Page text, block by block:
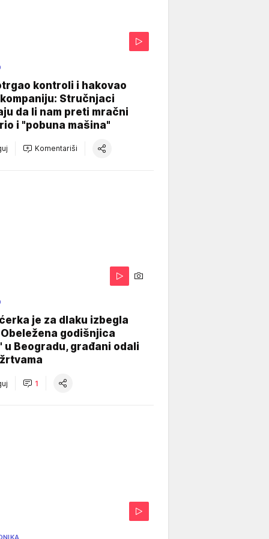
kontroli i hakovao
Stručnjaci
da li nam preti mračni
i "pobuna mašina"
Komentariši
je za dlaku izbegla
godišnjica
u Beogradu, građani odali
1